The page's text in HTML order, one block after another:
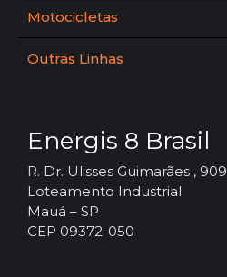
Motocicletas
Outras Linhas
Energis 8 Brasil
R. Dr. Ulisses Guimarães , 909
Loteamento Industrial
Mauá – SP
CEP 09372-050